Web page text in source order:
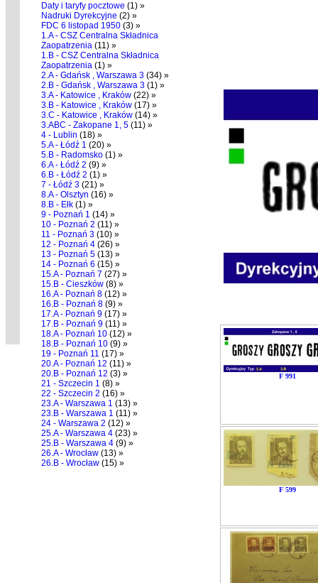
Daty i taryfy pocztowe (1) »
Nadruki Dyrekcyjne (2) »
FDC 6 listopad 1950 (3) »
1.A - CSZ Centralna Składnica
Zaopatrzenia (11) »
1.B - CSZ Centralna Składnica
Zaopatrzenia (1) »
2.A - Gdańsk , Warszawa 3 (34) »
2.B - Gdańsk , Warszawa 3 (1) »
3.A - Katowice , Kraków (22) »
3.B - Katowice , Kraków (17) »
3.C - Katowice , Kraków (14) »
3.ABC - Zakopane 1, 5 (11) »
4 - Lublin (18) »
5.A - Łódź 1 (20) »
5.B - Radomsko (1) »
6.A - Łódź 2 (9) »
6.B - Łódź 2 (1) »
7 - Łódź 3 (21) »
8.A - Olsztyn (16) »
8.B - Ełk (1) »
9 - Poznań 1 (14) »
10 - Poznań 2 (11) »
11 - Poznań 3 (10) »
12 - Poznań 4 (26) »
13 - Poznań 5 (13) »
14 - Poznań 6 (15) »
15.A - Poznań 7 (27) »
15.B - Cieszków (8) »
16.A - Poznań 8 (12) »
16.B - Poznań 8 (9) »
17.A - Poznań 9 (17) »
17.B - Poznań 9 (11) »
18.A - Poznań 10 (12) »
18.B - Poznań 10 (9) »
19 - Poznań 11 (17) »
20.A - Poznań 12 (11) »
20.B - Poznań 12 (3) »
21 - Szczecin 1 (8) »
22 - Szczecin 2 (16) »
23.A - Warszawa 1 (13) »
23.B - Warszawa 1 (11) »
24 - Warszawa 2 (12) »
25.A - Warszawa 4 (23) »
25.B - Warszawa 4 (9) »
26.A - Wrocław (13) »
26.B - Wrocław (15) »
F 991
F 599